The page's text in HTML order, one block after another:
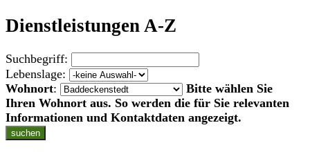
Dienstleistungen A-Z
Suchbegriff:
Lebenslage:
Wohnort:
Bitte wählen Sie
Ihren Wohnort aus. So werden die für Sie relevanten
Informationen und Kontaktdaten angezeigt.
suchen